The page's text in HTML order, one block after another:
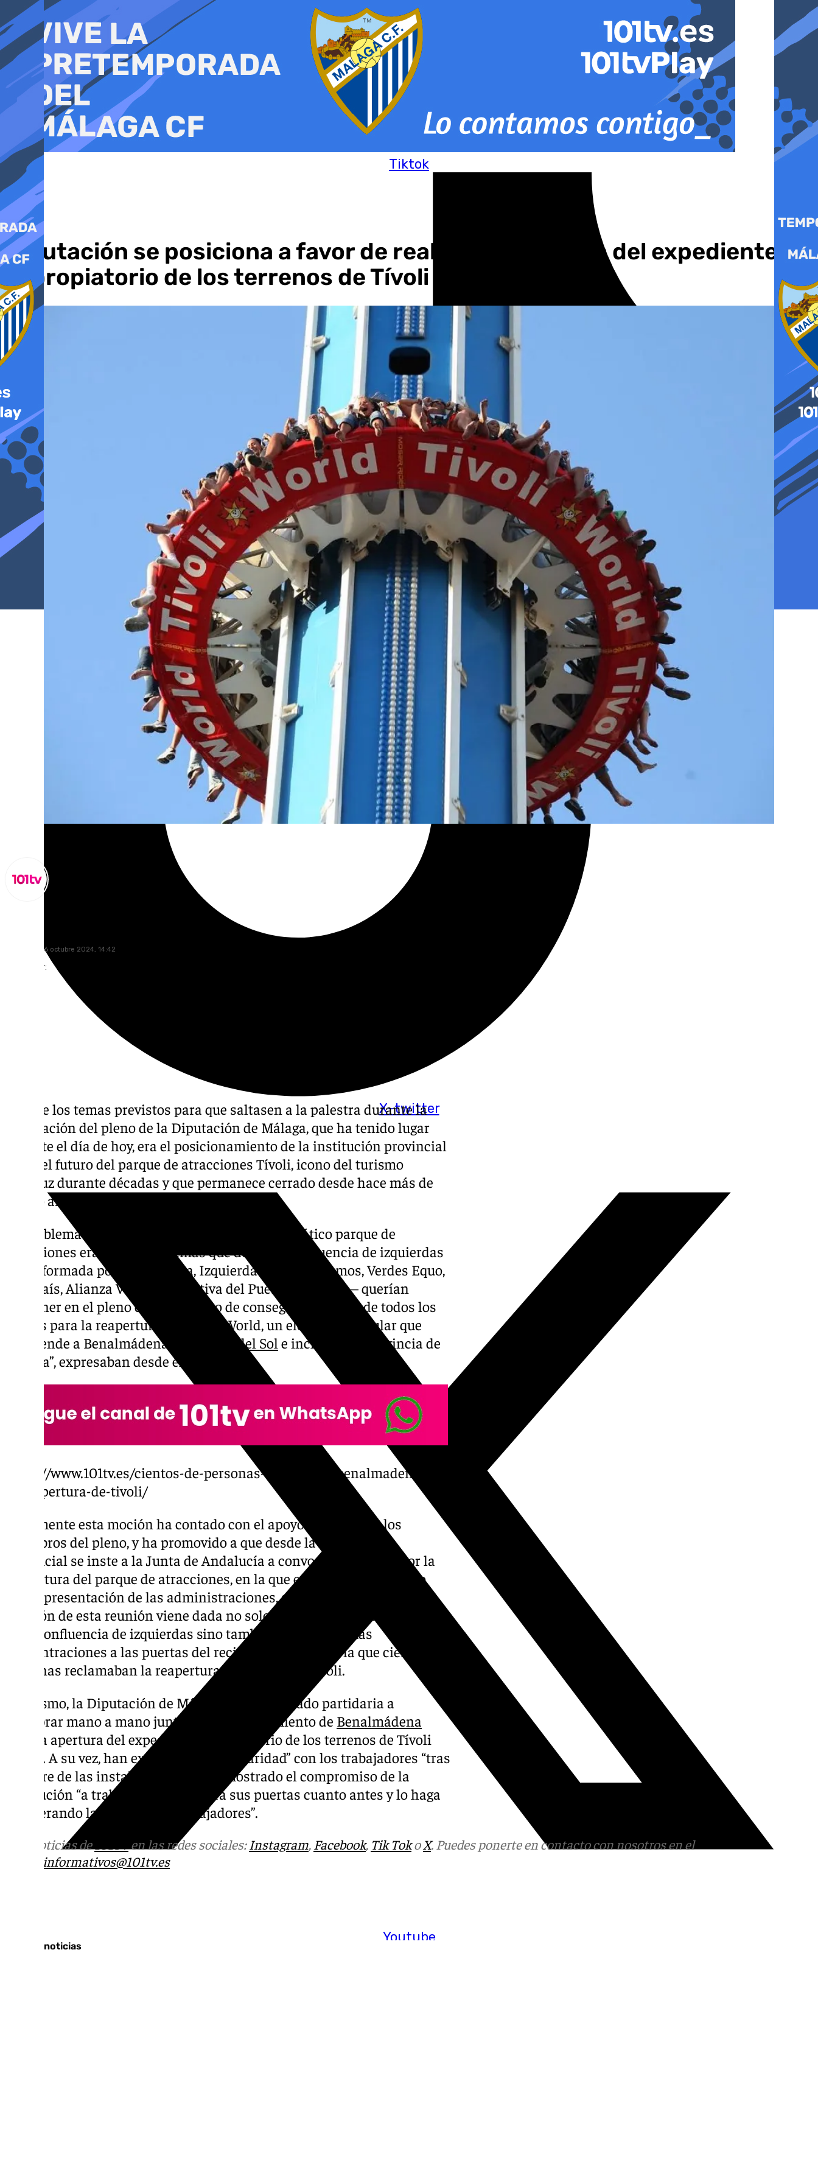
al
contenido
Tiktok
X-twitter
Youtube
Diputación se posiciona a favor de realizar la apertura del expediente
expropiatorio de los terrenos de Tívoli
miércoles, 16 octubre 2024, 14:42
Compartir:
Uno de los temas previstos para que saltasen a la palestra durante la
celebración del pleno de la Diputación de Málaga, que ha tenido lugar
durante el día de hoy, era el posicionamiento de la institución provincial
sobre el futuro del parque de atracciones Tívoli, icono del turismo
andaluz durante décadas y que permanece cerrado desde hace más de
cuatro años.
La problemática que gira en torno a este emblemático parque de
atracciones era uno de los temas que desde la confluencia de izquierdas
—conformada por Con Málaga, Izquierda Unida, Podemos, Verdes Equo,
Más País, Alianza Verde e Iniciativa del Pueblo Andaluz— querían
proponer en el pleno con el objetivo de conseguir “el apoyo de todos los
grupos para la reapertura del Tívoli World, un elemento singular que
trasciende a Benalmádena, a la
Costa del Sol e incluso a la provincia de
Málaga”, expresaban desde el grupo.
https://www.101tv.es/cientos-de-personas-claman-en-benalmadena-por-
la-reapertura-de-tivoli/
Finalmente esta moción ha contado con el apoyo unánime de los
miembros del pleno, y ha promovido a que desde la institución
provincial se inste a la Junta de Andalucía a convocar una mesa por la
reapertura del parque de atracciones, en la que estén presentes tanto
una representación de las administraciones, sindicatos y empresa. La
petición de esta reunión viene dada no solo por esa propuesta por parte
de la confluencia de izquierdas sino también por las últimas
concentraciones a las puertas del recinto recreativo en la que cientos de
personas reclamaban la reapertura inmediata de Tívoli.
Asimismo, la Diputación de Málaga se ha mostrado partidaria a
colaborar mano a mano junto con el Ayuntamiento de Benalmádena
para la apertura del expediente expropiatorio de los terrenos de Tívoli
World. A su vez, han expresado la “solidaridad” con los trabajadores “tras
el cierre de las instalaciones” y han mostrado el compromiso de la
institución “a trabajar para que abra sus puertas cuanto antes y lo haga
recuperando la plantilla de trabajadores”.
Más noticias de en las redes sociales: Instagram, Facebook, Tik TokoX. Puedes ponerte en contacto con nosotros en el
informativos@101tv.es
Últimas noticias